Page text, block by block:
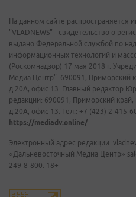
На данном сайте распространяется
"VLADNEWS" - свидетельство о
выдано Федеральной службой по
информационных технологий и
(Роскомнадзор) 17 мая 2018 г.
Медиа Центр". 690091, Приморский
д.20А, офис 13. Главный редактор
редакции: 690091, Приморский край,
д.20А, офис 13. Тел.: +7 (423) 2-415-
https://mediadv.online/
Электронный адрес редакции:
«Дальневосточный Медиа Центр»
249-8-800. 18+